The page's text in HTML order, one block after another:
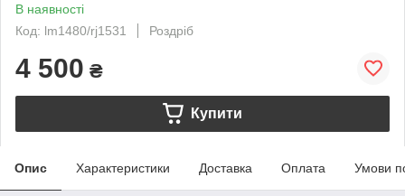
В наявності
Код: lm1480/rj1531
Роздріб
4 500 ₴
Купити
Опис Характеристики Доставка Оплата Умови